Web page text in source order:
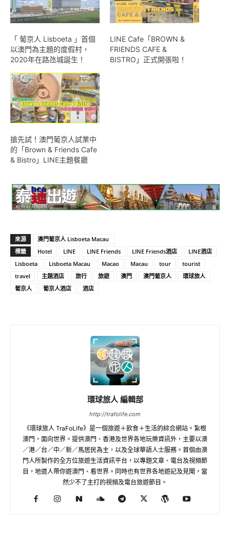
「 葡京人 Lisboeta 」首個
以澳門為主題的度假村，
2020年在路氹城誕生！
LINE Cafe「BROWN &
FRIENDS CAFE &
BISTRO」正式開張啦！
搶先試！澳門葡京人試業中
的「Brown & Friends Cafe
& Bistro」LINE主題餐廳
來源
澳門葡京人 Lisboeta Macau
標籤
Hotel LINE LINE Friends LINE Friends酒店
LINE酒店
Lisboeta
Lisboeta Macau Macao Macau tour
tourist
travel
主題酒店 旅行 旅遊 澳門 澳門葡京人
環球旅人
葡京人
葡京人酒店 酒店
環球旅人 編輯部
http://trafolife.com
《環球旅人 TraFoLife》是一個旅遊＋飲食＋生活的綜合網站。紮根
澳門，面向世界。提供澳門、香港及世界各地玩樂資訊外，主要以澳
／港／台／中／新／馬居民為主，以及全球華語人士服務。首個由澳
門人所製作的全方位旅遊生活資訊平台，以專題文章、電台及視頻節
目，地道人帶你遊澳門、看世界。同時也有世界各地遊記及見聞，當
然少不了主打的視頻及電台旅遊節目。